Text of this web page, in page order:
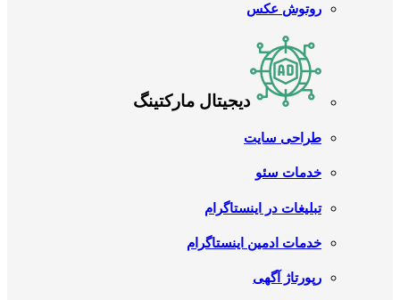
روتوش عکس
دیجیتال مارکتینگ
طراحی سایت
خدمات سئو
تبلیغات در اینستاگرام
خدمات ادمین اینستاگرام
رپورتاژ آگهی